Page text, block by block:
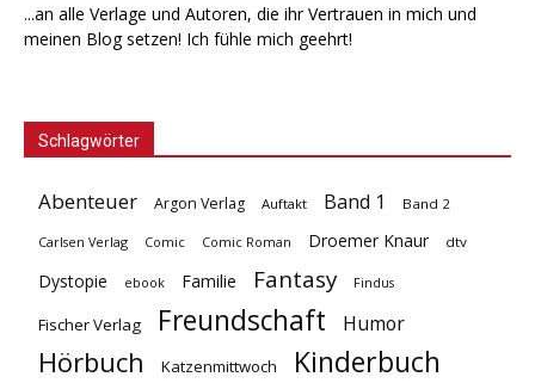
...an alle Verlage und Autoren, die ihr Vertrauen in mich und
meinen Blog setzen! Ich fühle mich geehrt!
Schlagwörter
Abenteuer Argon Verlag Auftakt Band 1 Band 2
Carlsen Verlag Comic Comic Roman Droemer Knaur dtv
Dystopie ebook Familie Fantasy Findus
Fischer Verlag Freundschaft Humor
Hörbuch Katzenmittwoch Kinderbuch